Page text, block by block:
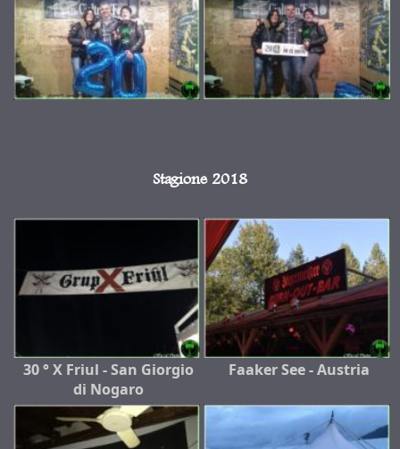
Stagione 2018
30 ° X Friul - San Giorgio
di Nogaro
Faaker See - Austria